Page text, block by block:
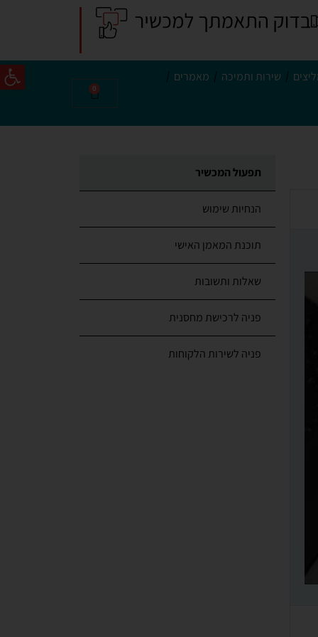
פתח שירות ותמיכה מאמרים
0
תפעול המכשיר
הנחיות שימוש
תוכנת המאמן האישי
שאלות ותשובות
פניה לרכישת מחסנית
פניה לשירות הלקוחות